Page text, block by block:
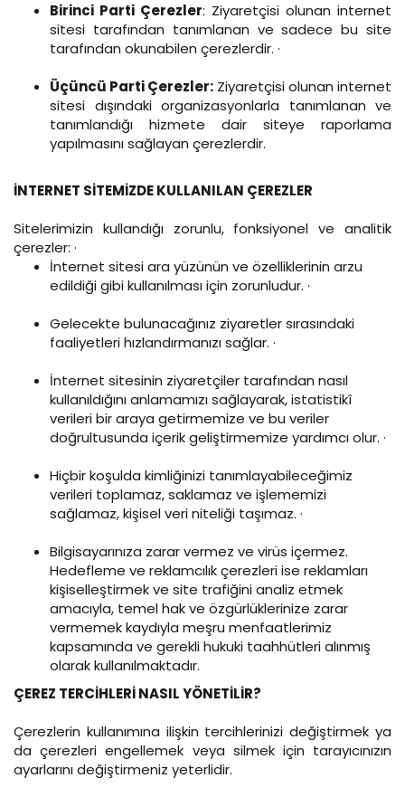
Birinci Parti Çerezler: Ziyaretçisi olunan internet
sitesi tarafından tanımlanan ve sadece bu site
tarafından okunabilen çerezlerdir. ·
Üçüncü Parti Çerezler: Ziyaretçisi olunan internet
sitesi dışındaki organizasyonlarla tanımlanan ve
tanımlandığı hizmete dair siteye raporlama
yapılmasını sağlayan çerezlerdir.
İNTERNET SİTEMİZDE KULLANILAN ÇEREZLER
Sitelerimizin kullandığı zorunlu, fonksiyonel ve analitik
çerezler: ·
İnternet sitesi ara yüzünün ve özelliklerinin arzu
edildiği gibi kullanılması için zorunludur. ·
Gelecekte bulunacağınız ziyaretler sırasındaki
faaliyetleri hızlandırmanızı sağlar. ·
İnternet sitesinin ziyaretçiler tarafından nasıl
kullanıldığını anlamamızı sağlayarak, istatistikî
verileri bir araya getirmemize ve bu veriler
doğrultusunda içerik geliştirmemize yardımcı olur. ·
Hiçbir koşulda kimliğinizi tanımlayabileceğimiz
verileri toplamaz, saklamaz ve işlememizi
sağlamaz, kişisel veri niteliği taşımaz. ·
Bilgisayarınıza zarar vermez ve virüs içermez.
Hedefleme ve reklamcılık çerezleri ise reklamları
kişiselleştirmek ve site trafiğini analiz etmek
amacıyla, temel hak ve özgürlüklerinize zarar
vermemek kaydıyla meşru menfaatlerimiz
kapsamında ve gerekli hukuki taahhütleri alınmış
olarak kullanılmaktadır.
ÇEREZ TERCİHLERİ NASIL YÖNETİLİR?
Çerezlerin kullanımına ilişkin tercihlerinizi değiştirmek ya
da çerezleri engellemek veya silmek için tarayıcınızın
ayarlarını değiştirmeniz yeterlidir.